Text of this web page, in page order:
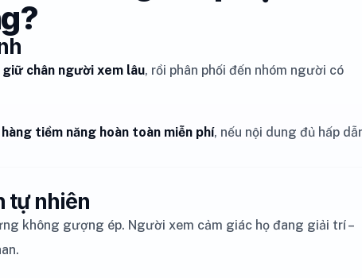
chân người xem lâu, rồi phân phối đến nhóm người có
hàng tiềm năng hoàn toàn miễn phí, nếu nội dung đủ hấp
tự nhiên
không gượng ép. Người xem cảm giác họ đang giải trí –